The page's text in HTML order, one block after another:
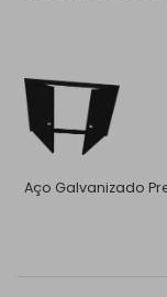
Aço Galvanizado